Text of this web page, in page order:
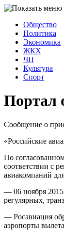
Общество
Политика
Экономика
ЖКХ
ЧП
Культура
Спорт
Портал
Сообщение о
«Российские
По
соответствии с
авиакомпаний
— 06 ноября 2015
регулярных,
— Росавиация
аэропорты